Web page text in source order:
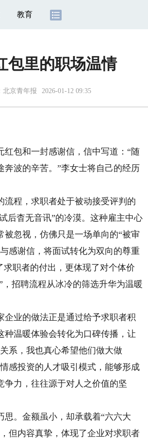
教育
包里的职场温情
北京青年报 2026-01-12 09:35
包和一封感谢信，信中写道：“随
波的辛苦。”李女士将自己的经历
程，求职者处于被动接受评判的
后杳无音讯”的冷漠。这种雇主中心
忽视，仿佛只是一场单向的“被审
感谢信，将面试转化为双向的尊重
职者的付出，更体现了对个体价
招聘流程从冰冷的筛选升华为温暖
业的做法正是通过给予求职者积
温暖体验会转化为口碑传播，让
系，我也真心希望他们做大做
感投资的人才吸引模式，能够形成
争力，往往源于对人之价值的坚
。金额虽小，却承载着“六六大
但内容真挚，体现了企业对求职者